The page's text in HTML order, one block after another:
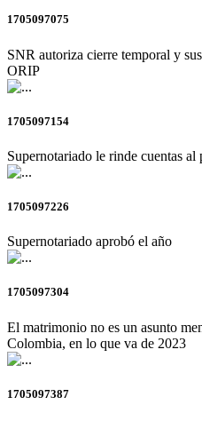
1705097075
SNR autoriza cierre temporal y
ORIP
1705097154
Supernotariado le rinde cuentas al
1705097226
Supernotariado aprobó el año
1705097304
El matrimonio no es un asunto
Colombia, en lo que va de 2023
1705097387